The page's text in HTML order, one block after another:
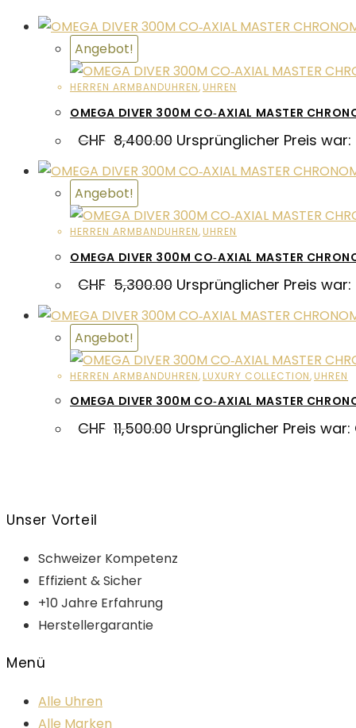
Angebot!
HERREN ARMBANDUHREN, UHREN
OMEGA DIVER 300M CO‑AXIAL MASTER
CHF 8,400.00 Ursprünglicher Preis war:
Angebot!
HERREN ARMBANDUHREN, UHREN
OMEGA DIVER 300M CO‑AXIAL MASTER
CHF 5,300.00 Ursprünglicher Preis war:
Angebot!
HERREN ARMBANDUHREN, LUXURY COLLECTION, UHREN
OMEGA DIVER 300M CO‑AXIAL MASTER
CHF 11,500.00 Ursprünglicher Preis war:
Unser Vorteil
Schweizer Kompetenz
Effizient & Sicher
+10 Jahre Erfahrung
Herstellergarantie
Menü
Alle Uhren
Alle Marken